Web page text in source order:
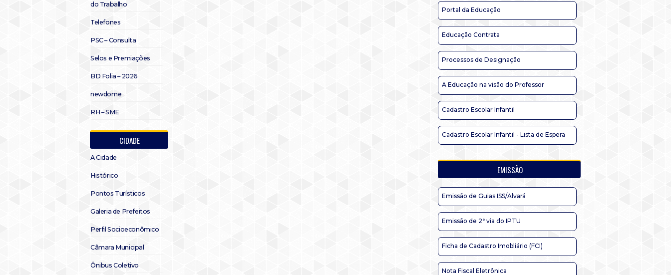
do Trabalho
Telefones
PSC – Consulta
Selos e Premiações
BD Folia – 2026
newdome
RH – SME
CIDADE
A Cidade
Histórico
Pontos Turísticos
Galeria de Prefeitos
Perfil Socioeconômico
Câmara Municipal
Ônibus Coletivo
Portal da Educação
Educação Contrata
Processos de Designação
A Educação na visão do Professor
Cadastro Escolar Infantil
Cadastro Escolar Infantil - Lista de Espera
EMISSÃO
Emissão de Guias ISS/Alvará
Emissão de 2ª via do IPTU
Ficha de Cadastro Imobliário (FCI)
Nota Fiscal Eletrônica